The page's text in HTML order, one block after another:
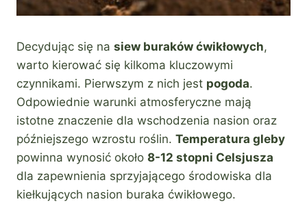
Decydując się na siew buraków ćwikłowych,
warto kierować się kilkoma kluczowymi
czynnikami. Pierwszym z nich jest pogoda.
Odpowiednie warunki atmosferyczne mają
istotne znaczenie dla wschodzenia nasion oraz
późniejszego wzrostu roślin. Temperatura gleby
powinna wynosić około 8-12 stopni Celsjusza
dla zapewnienia sprzyjającego środowiska dla
kiełkujących nasion buraka ćwikłowego.